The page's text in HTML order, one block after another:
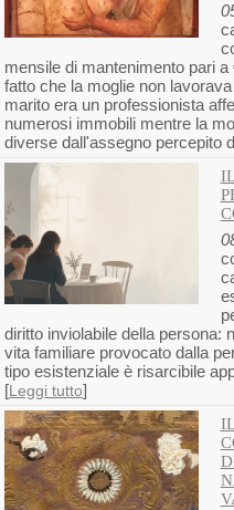
mensile di mantenimento pari
fatto che la moglie non
marito era un professionista
numerosi immobili mentre la
diverse dall'assegno percepito
diritto inviolabile della persona:
vita familiare provocato dalla
tipo esistenziale è risarcibile
[Leggi tutto]